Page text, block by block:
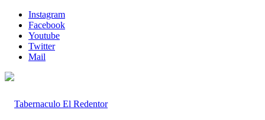
Instagram
Facebook
Youtube
Twitter
Mail